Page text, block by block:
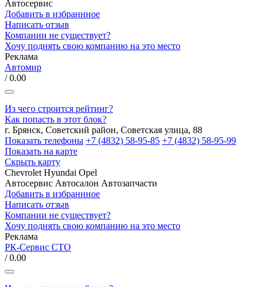
Автосервис
Добавить в избраннное
Написать отзыв
Компании не существует?
Хочу поднять свою компанию на это место
Реклама
Автомир
/ 0.00
Из чего строится рейтинг?
Как попасть в этот блок?
г. Брянск, Советский район, Советская улица, 88
Показать телефоны +7 (4832) 58-95-85 +7 (4832) 58-95-99
Показать на карте
Скрыть карту
Chevrolet Hyundai Opel
Автосервис Автосалон Автозапчасти
Добавить в избраннное
Написать отзыв
Компании не существует?
Хочу поднять свою компанию на это место
Реклама
РК-Сервис СТО
/ 0.00